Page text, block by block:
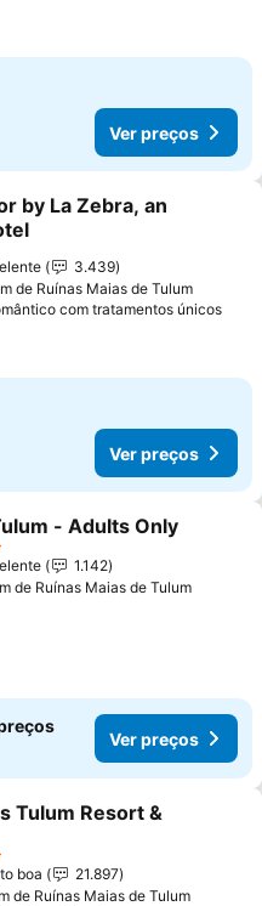
Ver preços
aos favoritos
by La Zebra, an
3.439
de Ruínas Maias de Tulum
com tratamentos únicos
Ver preços
aos favoritos
- Adults Only
1.142
de Ruínas Maias de Tulum
Ver preços
aos favoritos
Tulum Resort &
boa
21.897
de Ruínas Maias de Tulum